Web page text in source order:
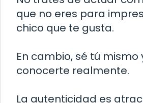
que no eres para
chico que te gusta.
En cambio, sé tú
conocerte realmente.
La autenticidad es